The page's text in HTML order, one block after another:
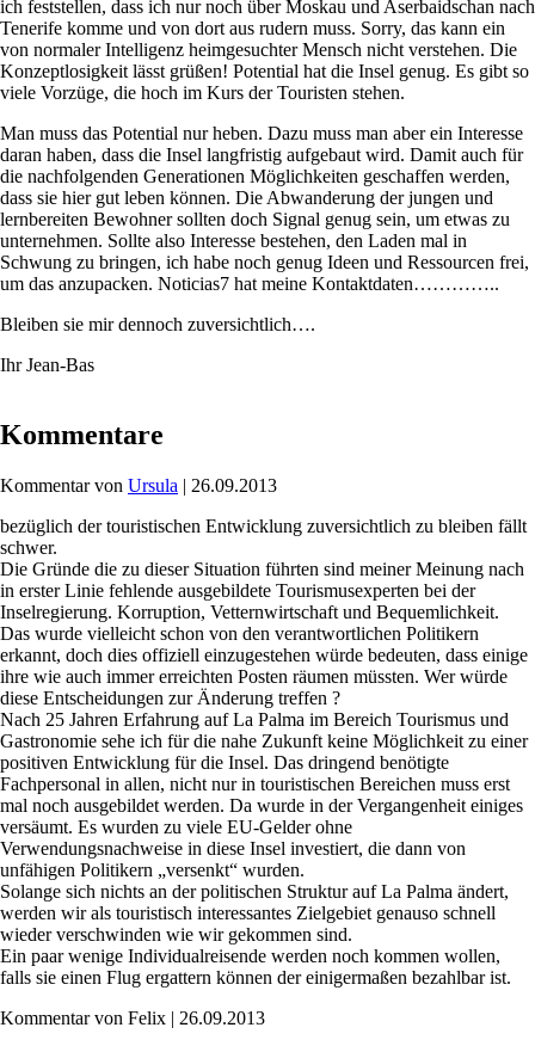
ich feststellen, dass ich nur noch über Moskau und Aserbaidschan nach
Tenerife komme und von dort aus rudern muss. Sorry, das kann ein
von normaler Intelligenz heimgesuchter Mensch nicht verstehen. Die
Konzeptlosigkeit lässt grüßen! Potential hat die Insel genug. Es gibt so
viele Vorzüge, die hoch im Kurs der Touristen stehen.
Man muss das Potential nur heben. Dazu muss man aber ein Interesse
daran haben, dass die Insel langfristig aufgebaut wird. Damit auch für
die nachfolgenden Generationen Möglichkeiten geschaffen werden,
dass sie hier gut leben können. Die Abwanderung der jungen und
lernbereiten Bewohner sollten doch Signal genug sein, um etwas zu
unternehmen. Sollte also Interesse bestehen, den Laden mal in
Schwung zu bringen, ich habe noch genug Ideen und Ressourcen frei,
um das anzupacken. Noticias7 hat meine Kontaktdaten…………..
Bleiben sie mir dennoch zuversichtlich….
Ihr Jean-Bas
Kommentare
Kommentar von Ursula | 26.09.2013
bezüglich der touristischen Entwicklung zuversichtlich zu bleiben fällt
schwer.
Die Gründe die zu dieser Situation führten sind meiner Meinung nach
in erster Linie fehlende ausgebildete Tourismusexperten bei der
Inselregierung. Korruption, Vetternwirtschaft und Bequemlichkeit.
Das wurde vielleicht schon von den verantwortlichen Politikern
erkannt, doch dies offiziell einzugestehen würde bedeuten, dass einige
ihre wie auch immer erreichten Posten räumen müssten. Wer würde
diese Entscheidungen zur Änderung treffen ?
Nach 25 Jahren Erfahrung auf La Palma im Bereich Tourismus und
Gastronomie sehe ich für die nahe Zukunft keine Möglichkeit zu einer
positiven Entwicklung für die Insel. Das dringend benötigte
Fachpersonal in allen, nicht nur in touristischen Bereichen muss erst
mal noch ausgebildet werden. Da wurde in der Vergangenheit einiges
versäumt. Es wurden zu viele EU-Gelder ohne
Verwendungsnachweise in diese Insel investiert, die dann von
unfähigen Politikern „versenkt“ wurden.
Solange sich nichts an der politischen Struktur auf La Palma ändert,
werden wir als touristisch interessantes Zielgebiet genauso schnell
wieder verschwinden wie wir gekommen sind.
Ein paar wenige Individualreisende werden noch kommen wollen,
falls sie einen Flug ergattern können der einigermaßen bezahlbar ist.
Kommentar von Felix | 26.09.2013